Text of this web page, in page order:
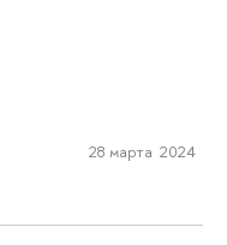
28 марта 2024